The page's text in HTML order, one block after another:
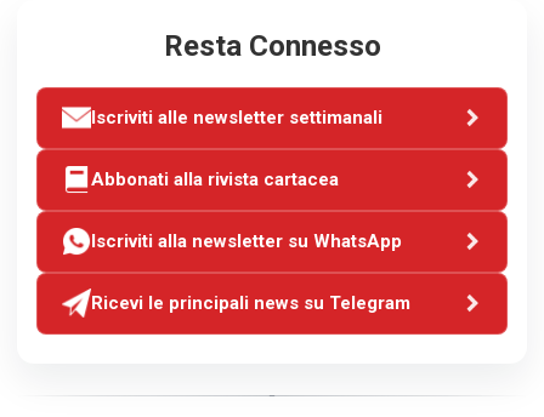
Resta Connesso
Iscriviti alle newsletter settimanali
Abbonati alla rivista cartacea
Iscriviti alla newsletter su WhatsApp
Ricevi le principali news su Telegram